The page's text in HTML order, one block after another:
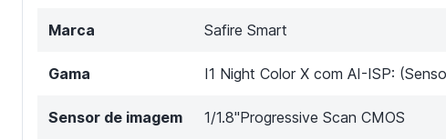
Marca Safire Smart
Gama I1 Night Color X com AI-ISP:
Sensor de imagem 1/1.8"Progressive Scan CMOS